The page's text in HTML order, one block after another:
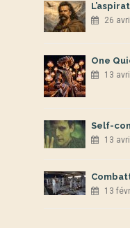
26
One
13
Self-
13
13